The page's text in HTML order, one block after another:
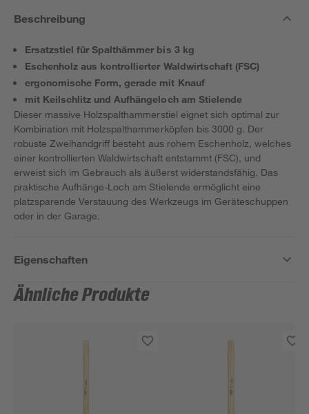
Beschreibung
Ersatzstiel für Spalthämmer bis 3 kg
Eschenholz aus kontrollierter Waldwirtschaft (FSC)
ergonomische Form, gerade mit Knauf
mit Keilschlitz und Aufhängeloch am Stielende
Dieser massive Holzspalthammerstiel eignet sich optimal zur
Kombination mit Holzspalthammerköpfen bis 3000 g. Der
robuste Zweihandgriff besteht aus rohem Eschenholz, welches
einer kontrollierten Waldwirtschaft entstammt (FSC), und
erweist sich im Gebrauch als äußerst widerstandsfähig. Das
praktische Aufhänge-Loch am Stielende ermöglicht eine
platzsparende Verstauung des Werkzeugs im Geräteschuppen
oder in der Garage.
Eigenschaften
Ähnliche Produkte